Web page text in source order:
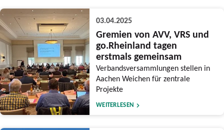
03.04.2025
Gremien von AVV, VRS und
go.Rheinland tagen
erstmals gemeinsam
Verbandsversammlungen stellen in
Aachen Weichen für zentrale
Projekte
WEITERLESEN